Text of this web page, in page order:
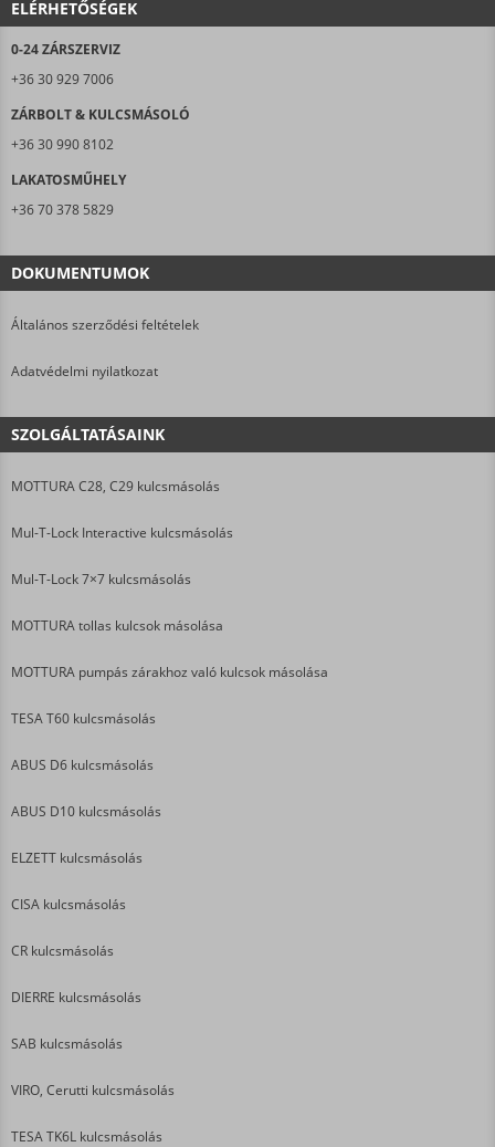
ELÉRHETŐSÉGEK
0-24 ZÁRSZERVIZ
+36 30 929 7006
ZÁRBOLT & KULCSMÁSOLÓ
+36 30 990 8102
LAKATOSMŰHELY
+36 70 378 5829
DOKUMENTUMOK
Általános szerződési feltételek
Adatvédelmi nyilatkozat
SZOLGÁLTATÁSAINK
MOTTURA C28, C29 kulcsmásolás
Mul-T-Lock Interactive kulcsmásolás
Mul-T-Lock 7×7 kulcsmásolás
MOTTURA tollas kulcsok másolása
MOTTURA pumpás zárakhoz való kulcsok másolása
TESA T60 kulcsmásolás
ABUS D6 kulcsmásolás
ABUS D10 kulcsmásolás
ELZETT kulcsmásolás
CISA kulcsmásolás
CR kulcsmásolás
DIERRE kulcsmásolás
SAB kulcsmásolás
VIRO, Cerutti kulcsmásolás
TESA TK6L kulcsmásolás